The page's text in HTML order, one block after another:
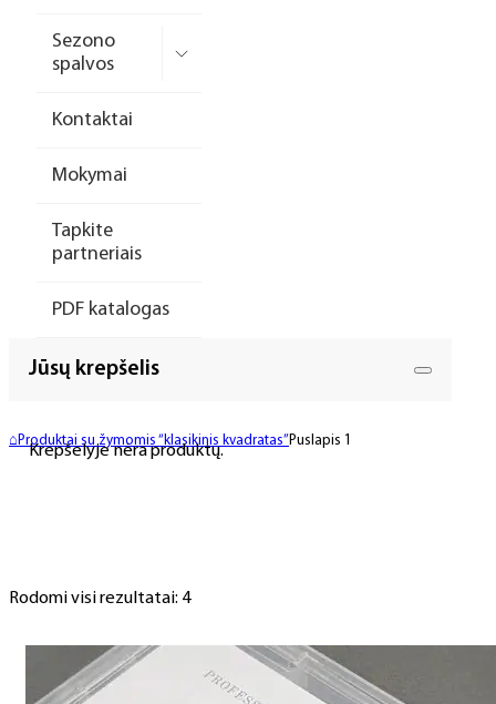
Sezono
spalvos
Kontaktai
Mokymai
Tapkite
partneriais
PDF katalogas
Jūsų krepšelis
Krepšelyje nėra produktų.
⌂ Produktai su žymomis “klasikinis kvadratas” Puslapis 1
Rodomi visi rezultatai: 4